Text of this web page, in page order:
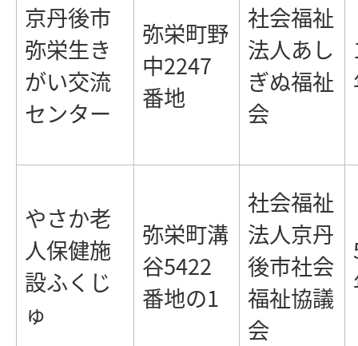
京丹後市
弥栄生き
がい交流
センター
弥栄町野
中2247
番地
社会福祉
法人あし
ぎぬ福祉
会
やさか老
人保健施
設ふくじ
ゅ
弥栄町溝
谷5422
番地の1
社会福祉
法人京丹
後市社会
福祉協議
会